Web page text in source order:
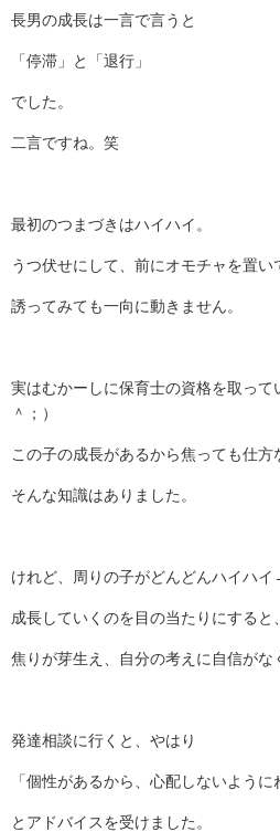
長男の成長は一言で言うと
「停滞」と「退行」
でした。
二言ですね。笑
最初のつまづきはハイハイ。
うつ伏せにして、前にオモチャを置い
誘ってみても一向に動きません。
実はむかーしに保育士の資格を取って
＾；）
この子の成長があるから焦っても仕方
そんな知識はありました。
けれど、周りの子がどんどんハイハ
成長していくのを目の当たりにすると
焦りが芽生え、自分の考えに自信がな
発達相談に行くと、やはり
「個性があるから、心配しないように
とアドバイスを受けました。